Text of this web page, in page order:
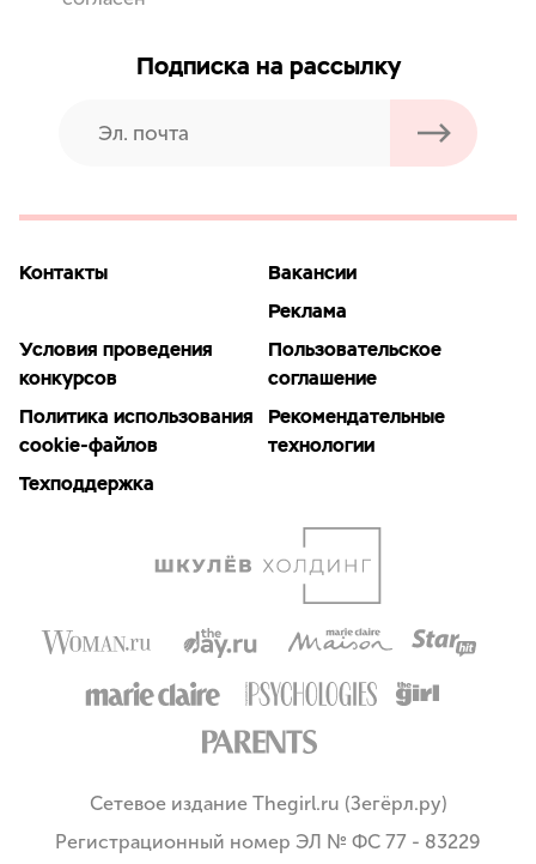
Подписка на рассылку
Контакты
Вакансии
Реклама
Условия проведения
конкурсов
Пользовательское
соглашение
Политика использования
cookie-файлов
Рекомендательные
технологии
Техподдержка
Сетевое издание Thegirl.ru (Зегёрл.ру)
Регистрационный номер ЭЛ № ФС 77 - 83229